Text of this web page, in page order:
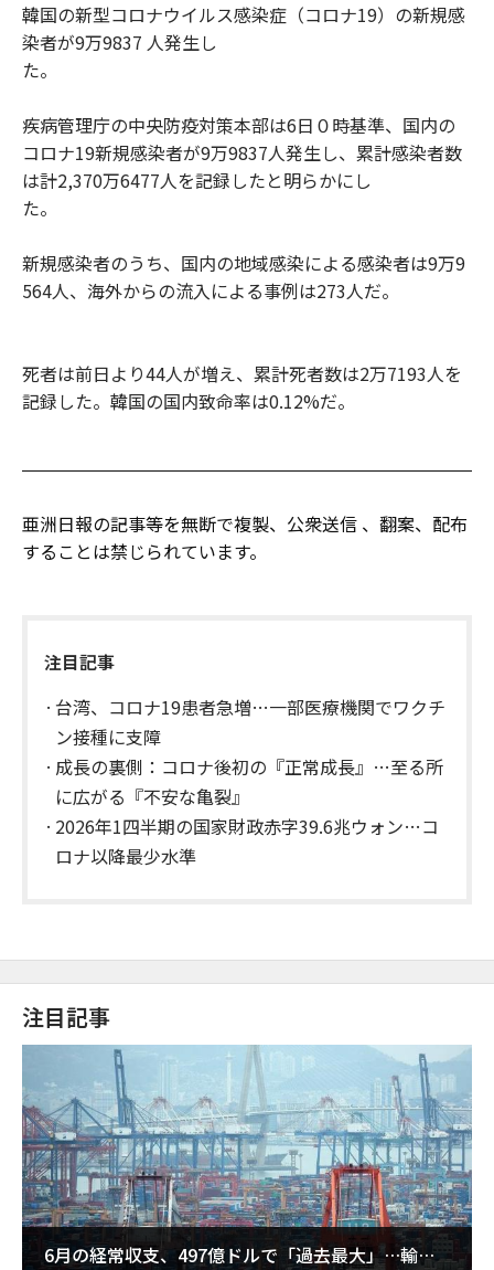
韓国の新型コロナウイルス感染症（コロナ19）の新規感
染者が9万9837 人発生し
た。
疾病管理庁の中央防疫対策本部は6日０時基準、国内の
コロナ19新規感染者が9万9837人発生し、累計感染者数
は計2,370万6477人を記録したと明らかにし
た。
新規感染者のうち、国内の地域感染による感染者は9万9
564人、海外からの流入による事例は273人だ。
死者は前日より44人が増え、累計死者数は2万7193人を
記録した。韓国の国内致命率は0.12%だ。
亜洲日報の記事等を無断で複製、公衆送信 、翻案、配布
することは禁じられています。
注目記事
台湾、コロナ19患者急増…一部医療機関でワクチ
ン接種に支障
成長の裏側：コロナ後初の『正常成長』…至る所
に広がる『不安な亀裂』
2026年1四半期の国家財政赤字39.6兆ウォン…コ
ロナ以降最少水準
注目記事
6月の経常収支、497億ドルで「過去最大」…輸出